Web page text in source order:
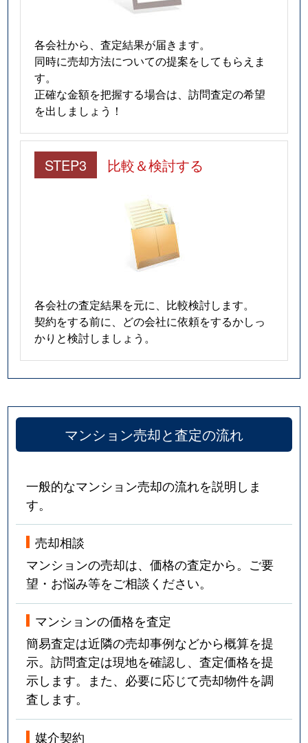
各会社から、査定結果が届きます。
同時に売却方法についての提案をしてもらえま
す。
正確な金額を把握する場合は、訪問査定の希望
を出しましょう！
STEP3 比較＆検討する
各会社の査定結果を元に、比較検討します。
契約をする前に、どの会社に依頼をするかしっ
かりと検討しましょう。
マンション売却と査定の流れ
一般的なマンション売却の流れを説明しま
す。
売却相談
マンションの売却は、価格の査定から。ご要
望・お悩み等をご相談ください。
マンションの価格を査定
簡易査定は近隣の売却事例などから概算を提
示。訪問査定は現地を確認し、査定価格を提
示します。また、必要に応じて売却物件を調
査します。
媒介契約